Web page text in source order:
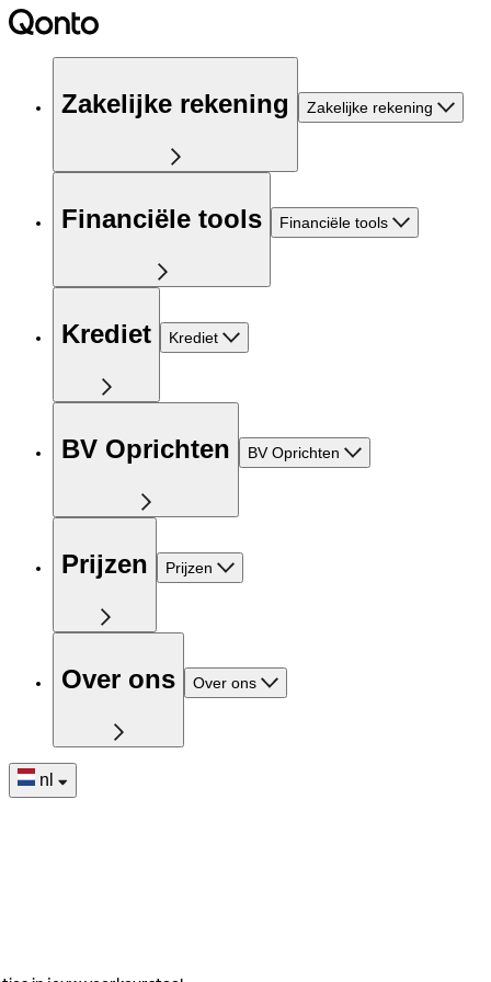
Zakelijke rekening Zakelijke rekening
Financiële tools Financiële tools
Krediet Krediet
BV Oprichten BV Oprichten
Prijzen Prijzen
Over ons Over ons
nl